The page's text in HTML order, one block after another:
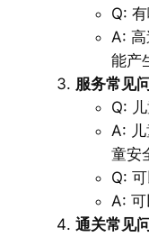
Q:
A:
能产
服务常见
Q:
A:
童安
Q:
A: 可
通关常见